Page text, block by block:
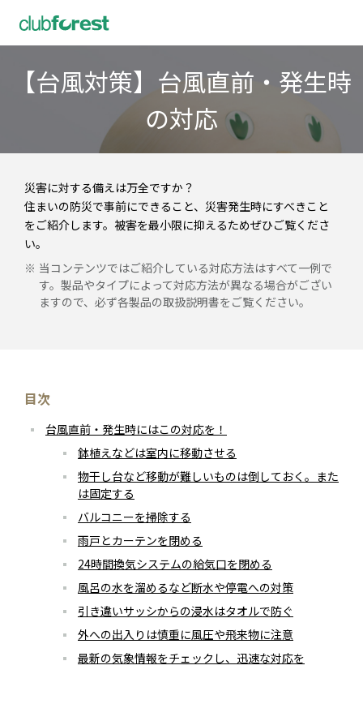
【台風対策】台風直前・発生時
の対応
災害に対する備えは万全ですか？
住まいの防災で事前にできること、災害発生時にすべきこと
をご紹介します。被害を最小限に抑えるためぜひご覧くださ
い。
当コンテンツではご紹介している対応方法はすべて一例で
す。製品やタイプによって対応方法が異なる場合がござい
ますので、必ず各製品の取扱説明書をご覧ください。
目次
台風直前・発生時にはこの対応を！
鉢植えなどは室内に移動させる
物干し台など移動が難しいものは倒しておく。また
は固定する
バルコニーを掃除する
雨戸とカーテンを閉める
24時間換気システムの給気口を閉める
風呂の水を溜めるなど断水や停電への対策
引き違いサッシからの浸水はタオルで防ぐ
外への出入りは慎重に風圧や飛来物に注意
最新の気象情報をチェックし、迅速な対応を